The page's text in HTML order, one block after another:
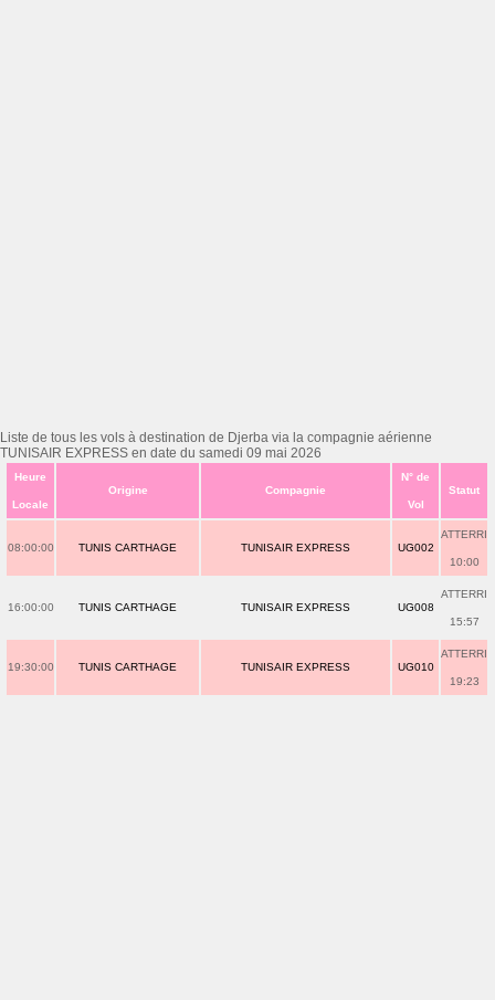
Liste de tous les vols à destination de Djerba via la compagnie aérienne
TUNISAIR EXPRESS en date du samedi 09 mai 2026
Heure
Locale
Origine Compagnie
N° de
Vol
Statut
08:00:00 TUNIS CARTHAGE TUNISAIR EXPRESS UG002
ATTERRI
10:00
16:00:00 TUNIS CARTHAGE TUNISAIR EXPRESS UG008
ATTERRI
15:57
19:30:00 TUNIS CARTHAGE TUNISAIR EXPRESS UG010
ATTERRI
19:23